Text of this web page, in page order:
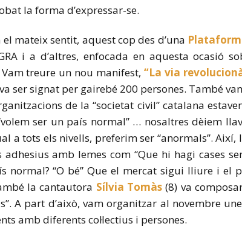
la forma d’expressar-se.
mateix sentit, aquest cop des d’una
i a d’altres, enfocada en aquesta ocasió
treure un nou manifest, “La via
ser signat per gairebé 200 persones. També
de la “societat civil” catalana
ser un país normal” … nosaltres dèiem
a tots els nivells, preferim ser “anormals”. Així,
amb lemes com “Que hi hagi cases
normal? “O bé” Que el mercat sigui lliure i el
la cantautora Sílvia Tomàs(8) va
A part d’això, vam organitzar al novembre
amb diferents col·lectius i persones.